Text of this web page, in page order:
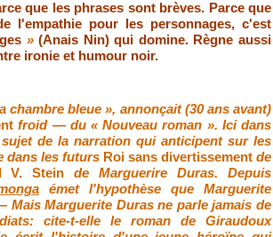
que les phrases sont brèves. Parce que
l'empathie pour les personnages, c'est
»(Anais Nin)qui domine. Règne aussi
ironie et humour noir.
chambre bleue », annonçait (30 ans avant)
froid — du «Nouveau roman ». Ici dans
de la narration qui anticipent sur les
dans les futurs Roi sans divertissement de
V. Stein de Marguerire Duras. Depuis
émet l'hypothèse que Marguerite
Marguerite Duras ne parle jamais de
cite-t-elle le roman de Giraudoux